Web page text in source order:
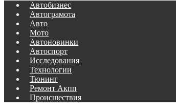
Автобизнес
Автограмота
Авто
Мото
Автоновинки
Автоспорт
Исследования
Технологии
Тюнинг
Ремонт Акпп
Происшествия